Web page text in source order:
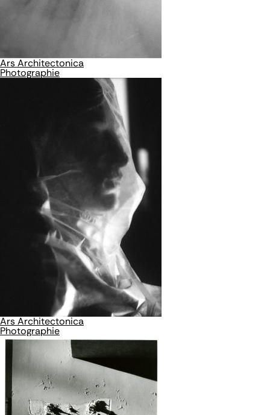
Ars Architectonica
Photographie
Ars Architectonica
Photographie